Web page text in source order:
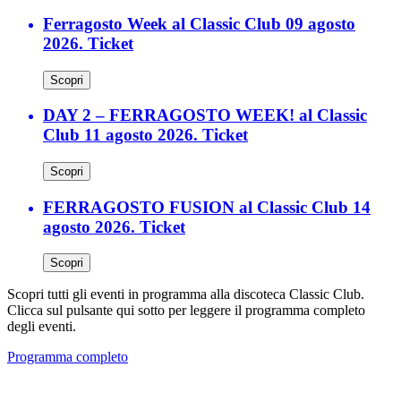
Ferragosto Week al Classic Club 09 agosto
2026. Ticket
Scopri
DAY 2 – FERRAGOSTO WEEK! al Classic
Club 11 agosto 2026. Ticket
Scopri
FERRAGOSTO FUSION al Classic Club 14
agosto 2026. Ticket
Scopri
Scopri tutti gli eventi in programma alla discoteca Classic Club.
Clicca sul pulsante qui sotto per leggere il programma completo
degli eventi.
Programma completo